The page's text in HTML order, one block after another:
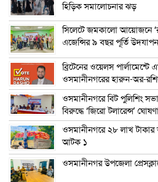
হিড়িক সমালোচনার ঝড়
সিলেটে জমকালো আয়োজনে
এজেন্সির ৯ বছর পূর্তি উদযাপন
ব্রিটেনের ওয়েলস
ওসমানীনগরের হারুন-অর-
ওসমানীনগরে বিট পুলিশিং
বিরুদ্ধে ‘জিরো টলারেন্স’
ওসমানীনগরে ২৮ লাখ টাকার
আটক ১
ওসমানীনগর উপজেলা